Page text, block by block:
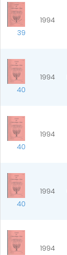
39
1994
40
1994
40
1994
40
1994
1994